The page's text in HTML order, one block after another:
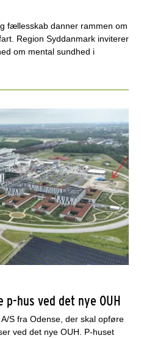
fællesskab danner rammen om
Region Syddanmark inviterer
om mental sundhed i
p-hus ved det nye OUH
S fra Odense, der skal opføre
ved det nye OUH. P-huset